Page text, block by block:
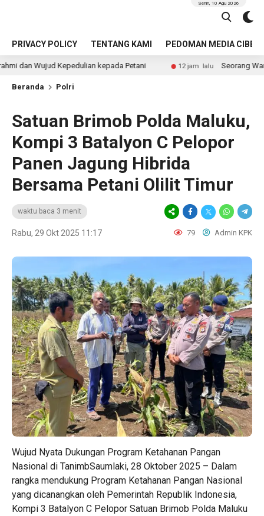
PRIVACY POLICY TENTANG KAMI PEDOMAN MEDIA CIBER
Senin, 10 Agu 2026
kepada Petani 12 jam lalu Seorang Wanita Warga
Beranda Polri
Satuan Brimob Polda Maluku,
Kompi 3 Batalyon C Pelopor
Panen Jagung Hibrida
Bersama Petani Olilit Timur
waktu baca 3 menit
Rabu, 29 Okt 2025 11:17 79 Admin KPK
Wujud Nyata Dukungan Program Ketahanan Pangan
Nasional di TanimbSaumlaki, 28 Oktober 2025 – Dalam
rangka mendukung Program Ketahanan Pangan Nasional
yang dicanangkan oleh Pemerintah Republik Indonesia,
Kompi 3 Batalyon C Pelopor Satuan Brimob Polda Maluku